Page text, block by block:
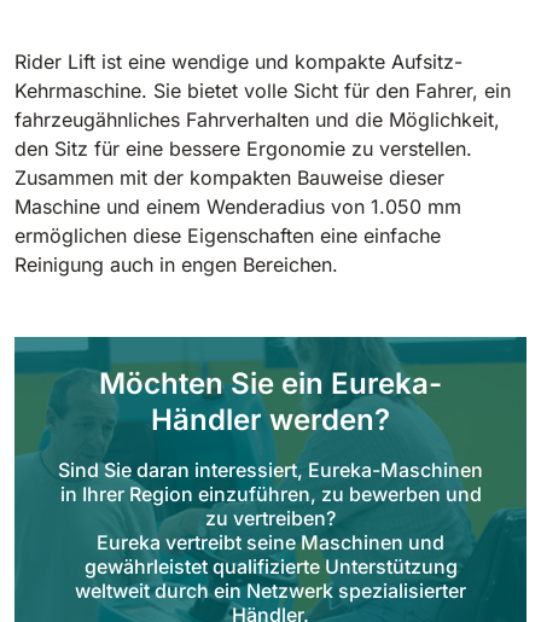
550 mm 2200 m²/h
E51
530 mm 2280 m²/h
E61
E71
710 mm 3195 m²/h
E81
810 mm 3645 m²/h
Aufsitz-Scheuersaugmaschinen
Rider 1201
1200 mm 10200 m²/h
Rider Lift
1200 mm 7865 m²/h
Xtrema
1400 mm 12600 m²/h
Magnum
1570 mm 18840 m²/h
Bull 200
Rider Lift ist eine wendige und kompakte Aufsitz-
Kehrmaschine. Sie bietet volle Sicht für den Fahrer, ein
fahrzeugähnliches Fahrverhalten und die Möglichkeit,
den Sitz für eine bessere Ergonomie zu verstellen.
Zusammen mit der kompakten Bauweise dieser
Maschine und einem Wenderadius von 1.050 mm
ermöglichen diese Eigenschaften eine einfache
Reinigung auch in engen Bereichen.
Möchten Sie ein Eureka-
Händler werden?
Sind Sie daran interessiert, Eureka-Maschinen
in Ihrer Region einzuführen, zu bewerben und
zu vertreiben?
Eureka vertreibt seine Maschinen und
gewährleistet qualifizierte Unterstützung
weltweit durch ein Netzwerk spezialisierter
Händler.